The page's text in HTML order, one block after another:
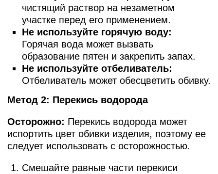
чистящий раствор на незаметном
участке перед его применением.
Не используйте горячую воду:
Горячая вода может вызвать
образование пятен и закрепить запах.
Не используйте отбеливатель:
Отбеливатель может обесцветить обивку.
Метод 2: Перекись водорода
Осторожно: Перекись водорода может
испортить цвет обивки изделия, поэтому ее
следует использовать с осторожностью.
Смешайте равные части перекиси